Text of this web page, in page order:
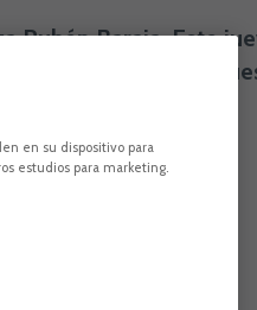
Baraja. Este
ello con la mente
en su dispositivo para
estudios para marketing.